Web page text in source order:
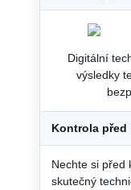
Digitální
výsledky
Kontrola před
Nechte si před
skutečný